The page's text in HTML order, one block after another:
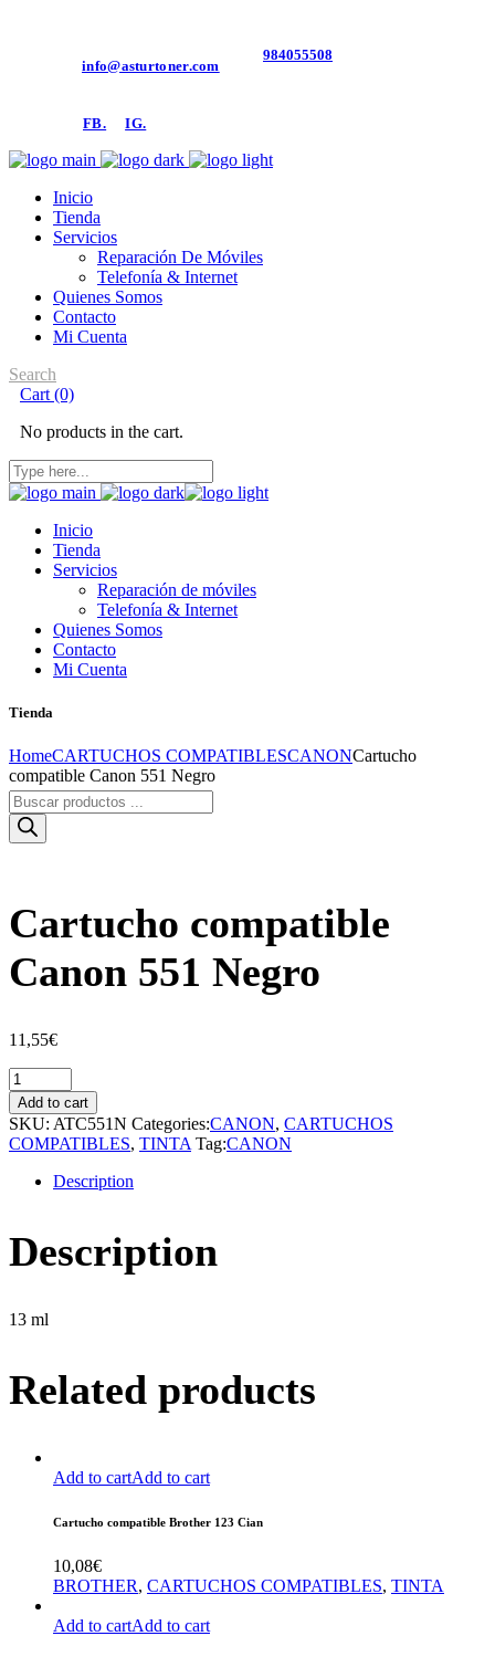
info@asturtoner.com
984055508
FB. IG.
Inicio
Tienda
Servicios
Reparación De Móviles
Telefonía & Internet
Quienes Somos
Contacto
Mi Cuenta
Search
Cart (0)
No products in the cart.
Inicio
Tienda
Servicios
Reparación de móviles
Telefonía & Internet
Quienes Somos
Contacto
Mi Cuenta
Tienda
HomeCARTUCHOS COMPATIBLESCANONCartucho
compatible Canon 551 Negro
Búsqueda
de
productos
Cartucho compatible
Canon 551 Negro
11,55€
Cartucho
compatible
Canon
551
Negro
quantity
Add to cart
SKU: ATC551N Categories:CANON, CARTUCHOS
COMPATIBLES, TINTA Tag:CANON
Description
Description
13 ml
Related products
Add to cartAdd to cart
Cartucho compatible Brother 123 Cian
10,08€
BROTHER, CARTUCHOS COMPATIBLES, TINTA
Add to cartAdd to cart